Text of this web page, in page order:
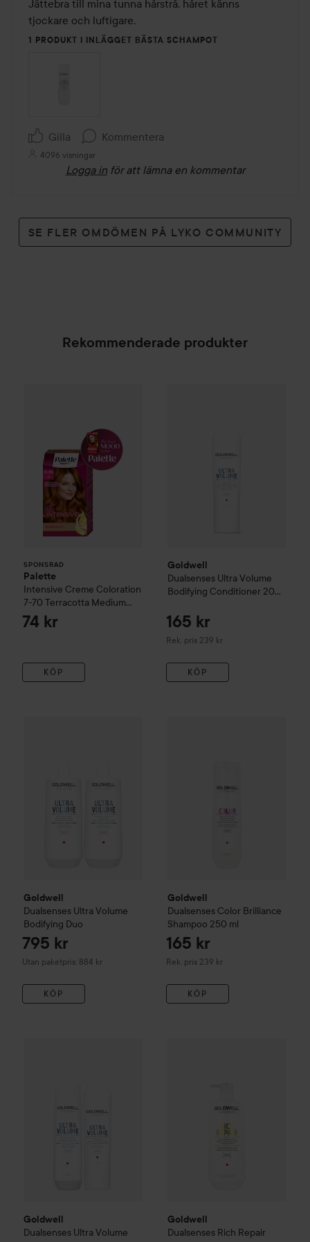
5
Jättebra till mina tunna hårstrå, håret känns
tjockare och luftigare.
1 PRODUKT I INLÄGGET BÄSTA SCHAMPOT
Gilla Kommentera
4096 visningar
Logga in för att lämna en kommentar
SE FLER OMDÖMEN PÅ LYKO COMMUNITY
Rekommenderade produkter
SPONSRAD
Palette
Intensive Creme Coloration
7-70 Terracotta Medium
Blonde
74 kr
KÖP
Goldwell
Dualsenses Ultra Volume
Bodifying Conditioner 200
165 kr
Rek. pris 239 kr
Rekommenderat pris 239 kr
KÖP
Goldwell
Dualsenses Ultra Volume
Bodifying Duo
795 kr
Utan paketpris: 884 kr
KÖP
Goldwell
Dualsenses Color Brilliance
Shampoo 250 ml
165 kr
Rek. pris 239 kr
Rekommenderat pris 239 kr
KÖP
Goldwell
Dualsenses Ultra Volume
Goldwell
Dualsenses Rich Repair